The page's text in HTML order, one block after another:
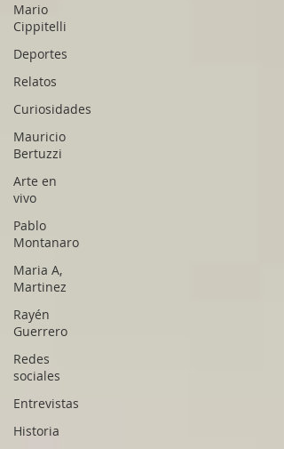
Mario
Cippitelli
Deportes
Relatos
Curiosidades
Mauricio
Bertuzzi
Arte en
vivo
Pablo
Montanaro
Maria A,
Martinez
Rayén
Guerrero
Redes
sociales
Entrevistas
Historia